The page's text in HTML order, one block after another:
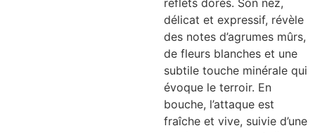
reflets dorés. Son nez,
délicat et expressif, révèle
des notes d’agrumes mûrs,
de fleurs blanches et une
subtile touche minérale qui
évoque le terroir. En
bouche, l’attaque est
fraîche et vive, suivie d’une